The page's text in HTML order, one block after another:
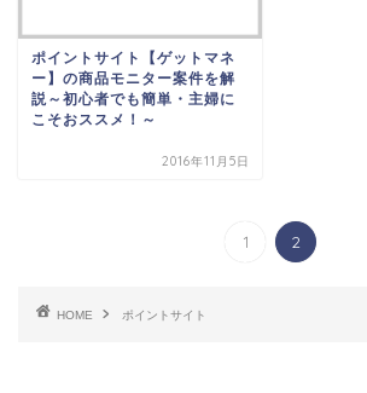
ポイントサイト【ゲットマネ
ー】の商品モニター案件を解
説～初心者でも簡単・主婦に
こそおススメ！～
2016年11月5日
1 2
HOME ポイントサイト